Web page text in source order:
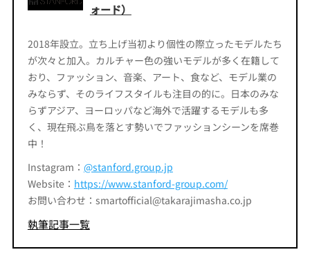
ォード）
2018年設立。立ち上げ当初より個性の際立ったモデルたち
が次々と加入。カルチャー色の強いモデルが多く在籍して
おり、ファッション、音楽、アート、食など、モデル業の
みならず、そのライフスタイルも注目の的に。日本のみな
らずアジア、ヨーロッパなど海外で活躍するモデルも多
く、現在飛ぶ鳥を落とす勢いでファッションシーンを席巻
中！
Instagram： @stanford.group.jp
Website： https://www.stanford-group.com/
お問い合わせ：smartofficial@takarajimasha.co.jp
執筆記事一覧